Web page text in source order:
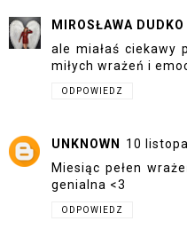
MIROSŁAWA DUDKO
ale miałaś ciekawy
miłych wrażeń i
ODPOWIEDZ
UNKNOWN 10
Miesiąc pełen
genialna <3
ODPOWIEDZ